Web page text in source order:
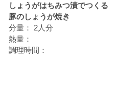
しょうがはちみつ漬でつくる
豚のしょうが焼き
分量：
2人分
熱量：
調理時間：